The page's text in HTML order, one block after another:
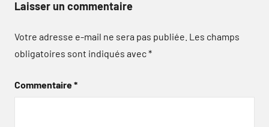
Laisser un commentaire
Votre adresse e-mail ne sera pas publiée. Les champs
obligatoires sont indiqués avec*
Commentaire*